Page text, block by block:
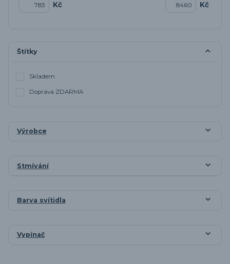
Kč Kč
Štítky
Skladem
Doprava ZDARMA
Výrobce
Stmívání
Barva svítidla
Vypínač